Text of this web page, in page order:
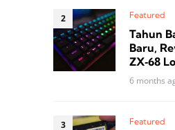
Featured
Tahun
Baru,
ZX‑68
6 months
Featured